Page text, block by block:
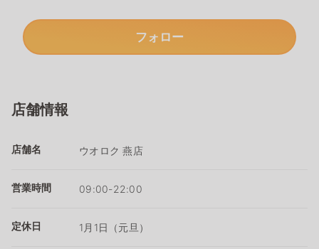
フォロー
店舗情報
店舗名 ウオロク 燕店
営業時間 09:00-22:00
定休日 1月1日（元旦）